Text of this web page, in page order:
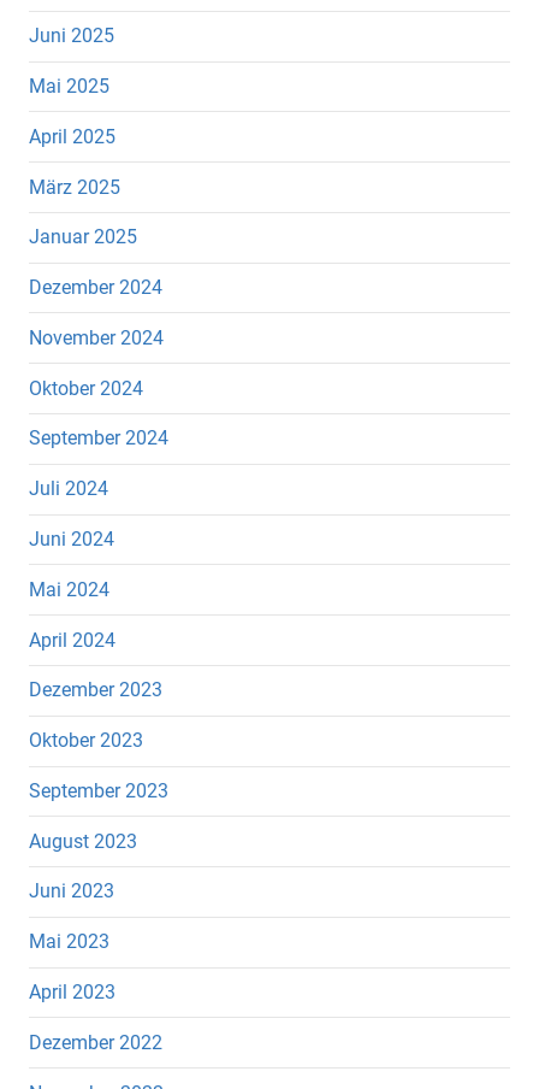
Juni 2025
Mai 2025
April 2025
März 2025
Januar 2025
Dezember 2024
November 2024
Oktober 2024
September 2024
Juli 2024
Juni 2024
Mai 2024
April 2024
Dezember 2023
Oktober 2023
September 2023
August 2023
Juni 2023
Mai 2023
April 2023
Dezember 2022